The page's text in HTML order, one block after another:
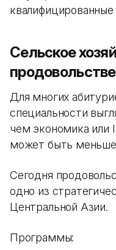
Сельское
Для многих
специальности
чем экономика или
может быть
Сегодня
одно из
Центральной Азии.
Программы: